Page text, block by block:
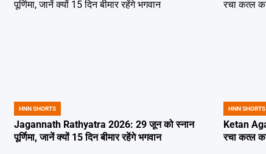
POSTED
IN
HNN SHORTS
Jagannath Rathyatra 2026: 29 जून को स्नान
पूर्णिमा, जानें क्यों 15 दिन बीमार रहेंगे भगवान
POSTED
IN
HNN SHORTS
Ketan
रचा कत्ल